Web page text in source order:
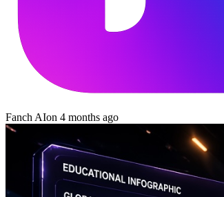
Fanch AIon 4 months ago